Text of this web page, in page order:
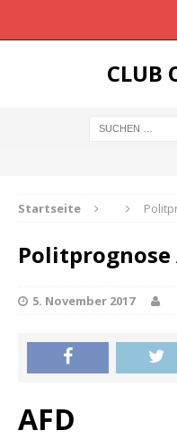
CLUB
Startseite
Politprognose
5. November 2017
AFD